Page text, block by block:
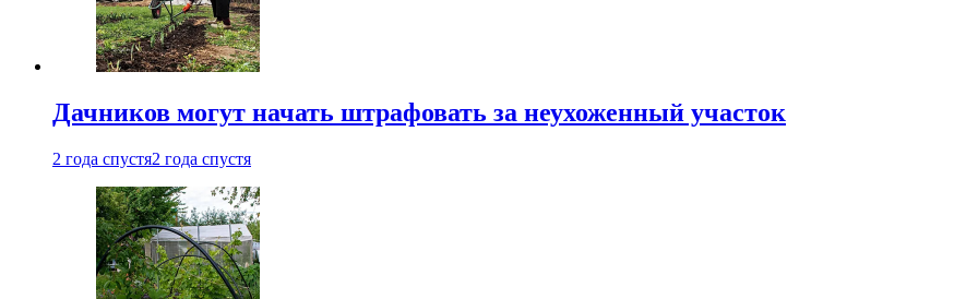
Дачников могут начать штрафовать за неухоженный участок
2 года спустя2 года спустя